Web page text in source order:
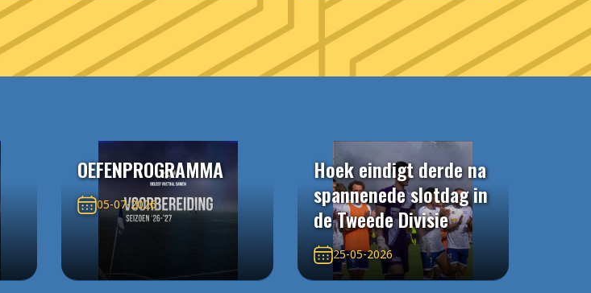
OEFENPROGRAMMA
05-07-2026
Hoek eindigt derde na
spannenede slotdag in
de Tweede Divisie
25-05-2026